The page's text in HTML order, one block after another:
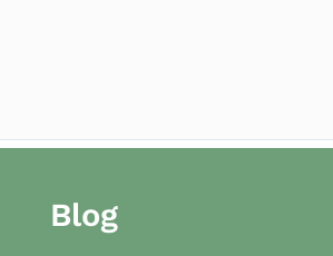
Blog